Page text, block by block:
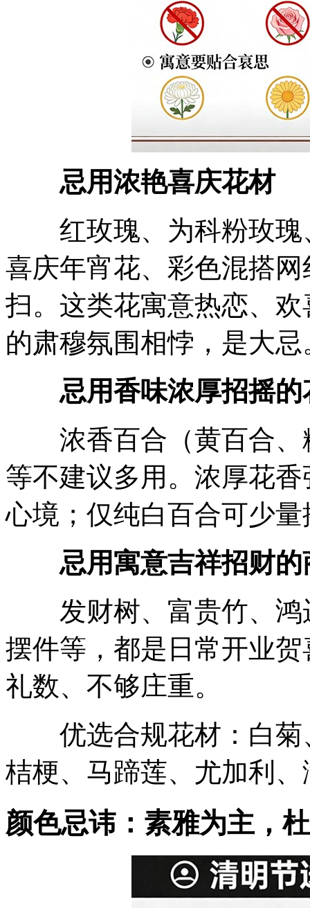
忌用浓艳喜庆花材
红玫瑰、为科粉玫瑰
喜庆年宵花、 彩色混搭
扫。这类花寓意热恋、
的肃穆氛围相悖，是大忌
忌用香味浓厚招摇的
浓香百合（黄百合、
等不建议多用。浓厚花
心境；仅纯白百合可少
忌用寓意吉祥招财的
发财树、富贵竹、鸿
摆件等，都是日常开业
礼数、不够庄重。
优选合规花材：白菊
桔梗、马蹄莲、尤加利
颜色忌讳：素雅为主，